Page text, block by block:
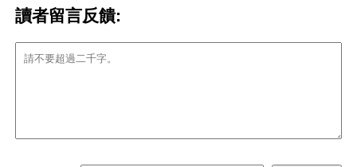
讀者留言反饋: